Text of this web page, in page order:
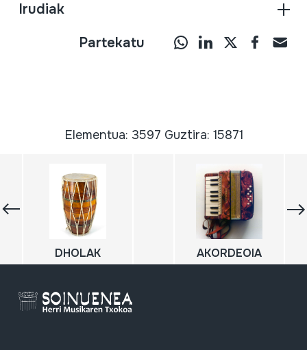
Irudiak
Partekatu
Elementua: 3597 Guztira: 15871
DHOLAK AKORDEOIA